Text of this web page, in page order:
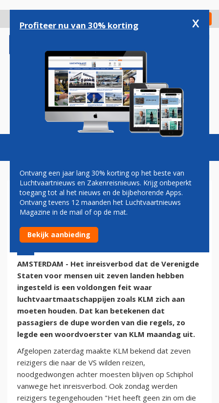
gaan
Check in
Magazine Podcasts Vacatures
KLM OVER INREISVERBOD:
REGELS ZIJN REGELS
30 januari 2017 - 11:24
AMSTERDAM - Het inreisverbod dat de Verenigde
Staten voor mensen uit zeven landen hebben
ingesteld is een voldongen feit waar
luchtvaartmaatschappijen zoals KLM zich aan
moeten houden. Dat kan betekenen dat
passagiers de dupe worden van die regels, zo
legde een woordvoerster van KLM maandag uit.
Afgelopen zaterdag maakte KLM bekend dat zeven
reizigers die naar de VS wilden reizen,
noodgedwongen achter moesten blijven op Schiphol
vanwege het inreisverbod. Ook zondag werden
reizigers tegengehouden "Het heeft geen zin om die
Profiteer nu van 30% korting x
Ontvang een jaar lang 30% korting op het beste van
Luchtvaartnieuws en Zakenreisnieuws. Krijg onbeperkt
toegang tot al het nieuws en de bijbehorende Apps.
Ontvang tevens 12 maanden het Luchtvaartnieuws
Magazine in de mail of op de mat.
Bekijk aanbieding